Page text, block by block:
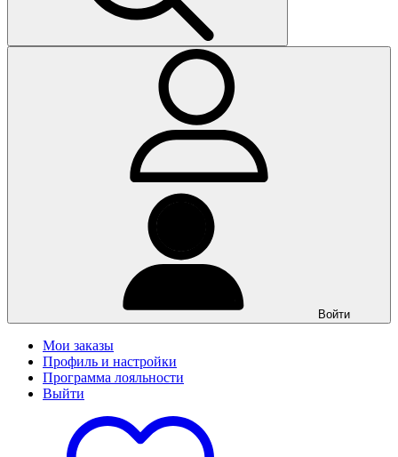
Войти
Мои заказы
Профиль и настройки
Программа лояльности
Выйти